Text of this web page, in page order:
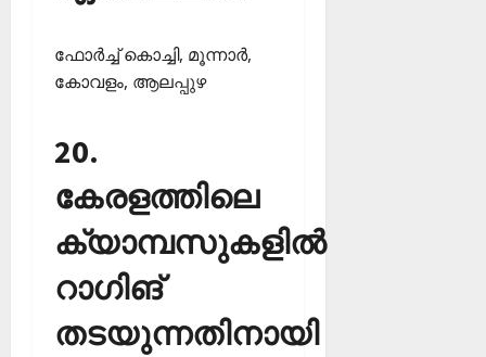
ഫോര്‍ച്ച് കൊച്ചി, മൂന്നാര്‍,
കോവളം, ആലപ്പുഴ
20.
കേരളത്തിലെ
ക്യാമ്പസുകളില്‍
റാഗിങ്
തടയുന്നതിനായി